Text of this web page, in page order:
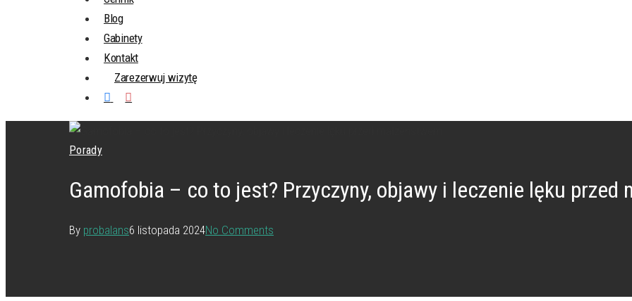
Blog
Gabinety
Kontakt
Zarezerwuj wizytę
Porady
Gamofobia – co to jest? Przyczyny, objawy i leczenie lęku przed
By probalans6 listopada 2024No Comments